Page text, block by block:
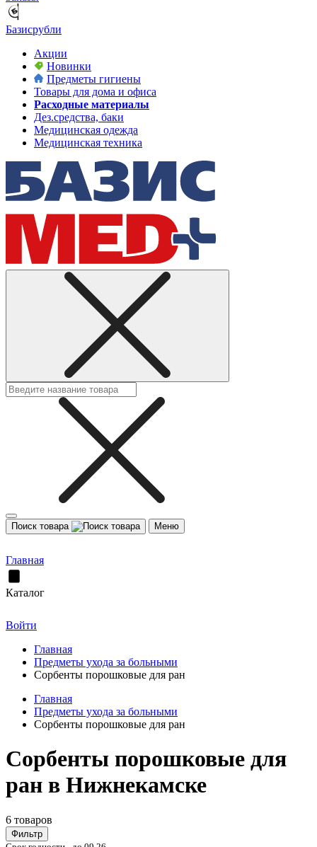
Базисрубли
Акции
Новинки
Предметы гигиены
Товары для дома и офиса
Расходные материалы
Дез.средства, баки
Медицинская одежда
Медицинская техника
Поиск товара Меню
Главная
Каталог
Войти
Главная
Предметы ухода за больными
Сорбенты порошковые для ран
Главная
Предметы ухода за больными
Сорбенты порошковые для ран
Сорбенты порошковые для
ран в Нижнекамске
6 товаров
Фильтр